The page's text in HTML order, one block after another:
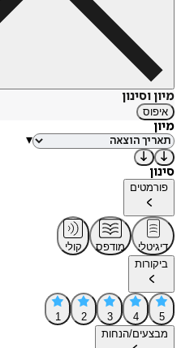
מיון וסינון
איפוס
מיון
▾
סינון
פורמטים
דיגיטלי מודפס
קולי
ביקורות
5
4
3
2
1
מבצעים/הנחות